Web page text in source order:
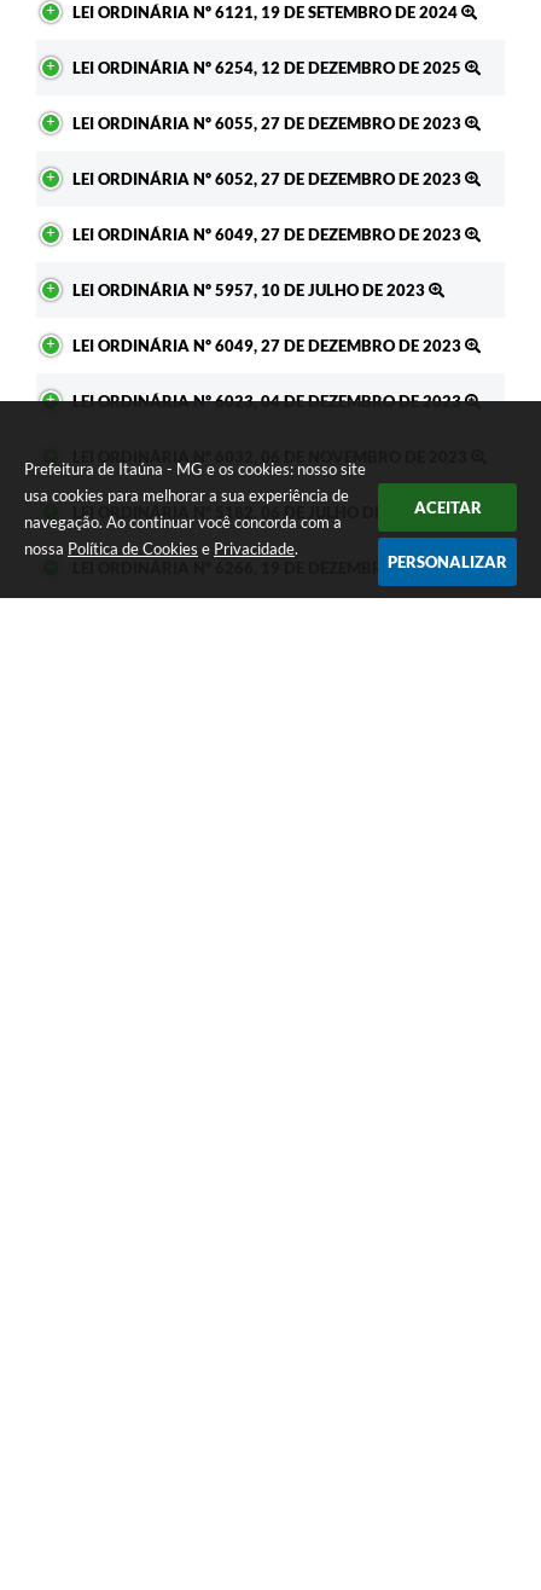
Prefeitura de Itaúna - MG e os cookies: nosso site
usa cookies para melhorar a sua experiência de
navegação. Ao continuar você concorda com a
nossa Política de Cookies e Privacidade.
ACEITAR
PERSONALIZAR
LEI ORDINÁRIA Nº 6121, 19 DE SETEMBRO DE 2024
LEI ORDINÁRIA Nº 6254, 12 DE DEZEMBRO DE 2025
LEI ORDINÁRIA Nº 6055, 27 DE DEZEMBRO DE 2023
LEI ORDINÁRIA Nº 6052, 27 DE DEZEMBRO DE 2023
LEI ORDINÁRIA Nº 6049, 27 DE DEZEMBRO DE 2023
LEI ORDINÁRIA Nº 5957, 10 DE JULHO DE 2023
LEI ORDINÁRIA Nº 6049, 27 DE DEZEMBRO DE 2023
LEI ORDINÁRIA Nº 6023, 04 DE DEZEMBRO DE 2023
LEI ORDINÁRIA Nº 5182, 06 DE JULHO DE 2017
LEI ORDINÁRIA Nº 6266, 19 DE DEZEMBRO DE 2025